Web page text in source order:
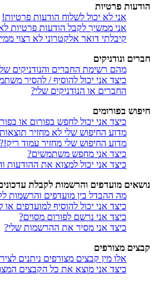
הודעות פרטיות
אני לא יכול לשלוח הודעות פרטיות!
אני ממשיך לקבל הודעות פרטיות
קיבלתי דואר אלקטרוני לא רצוי
חברים ונודניקים
מהם רשימת החברים והנודניקים
כיצד אני יכול להוסיף / להסיר
החברים או הנודניקים שלי?
חיפוש בפורומים
כיצד אני יכול לחפש בפורום או
מדוע החיפוש שלי לא מחזיר
מדוע החיפוש שלי מחזיר עמוד ריק!?
כיצד אני מחפש משתמשים?
כיצד אני יכול למצוא את ההודעות
נושאים מועדפים והרשמות לקבלת
מה ההבדל בין מועדפים והרשמות
כיצד אני יכול להוסיף למועדפים
כיצד אני נרשם לפורום מסוים?
כיצד אני מסיר את ההרשמות שלי?
קבצים מצורפים
אלו מין קבצים מצורפים ניתנים
כיצד אני מוצא את כל הקבצים